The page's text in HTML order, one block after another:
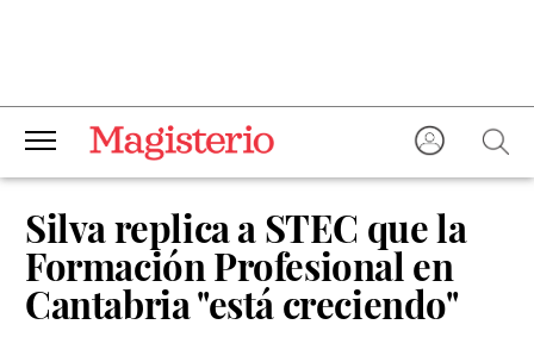
Silva replica a STEC que la
Formación Profesional en
Cantabria "está creciendo"